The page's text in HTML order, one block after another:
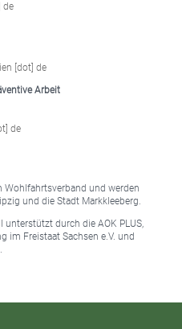
de
[dot] de
Arbeit
de
und werden
und die Stadt Markkleeberg.
unterstützt durch die AOK PLUS,
im Freistaat Sachsen e.V. und